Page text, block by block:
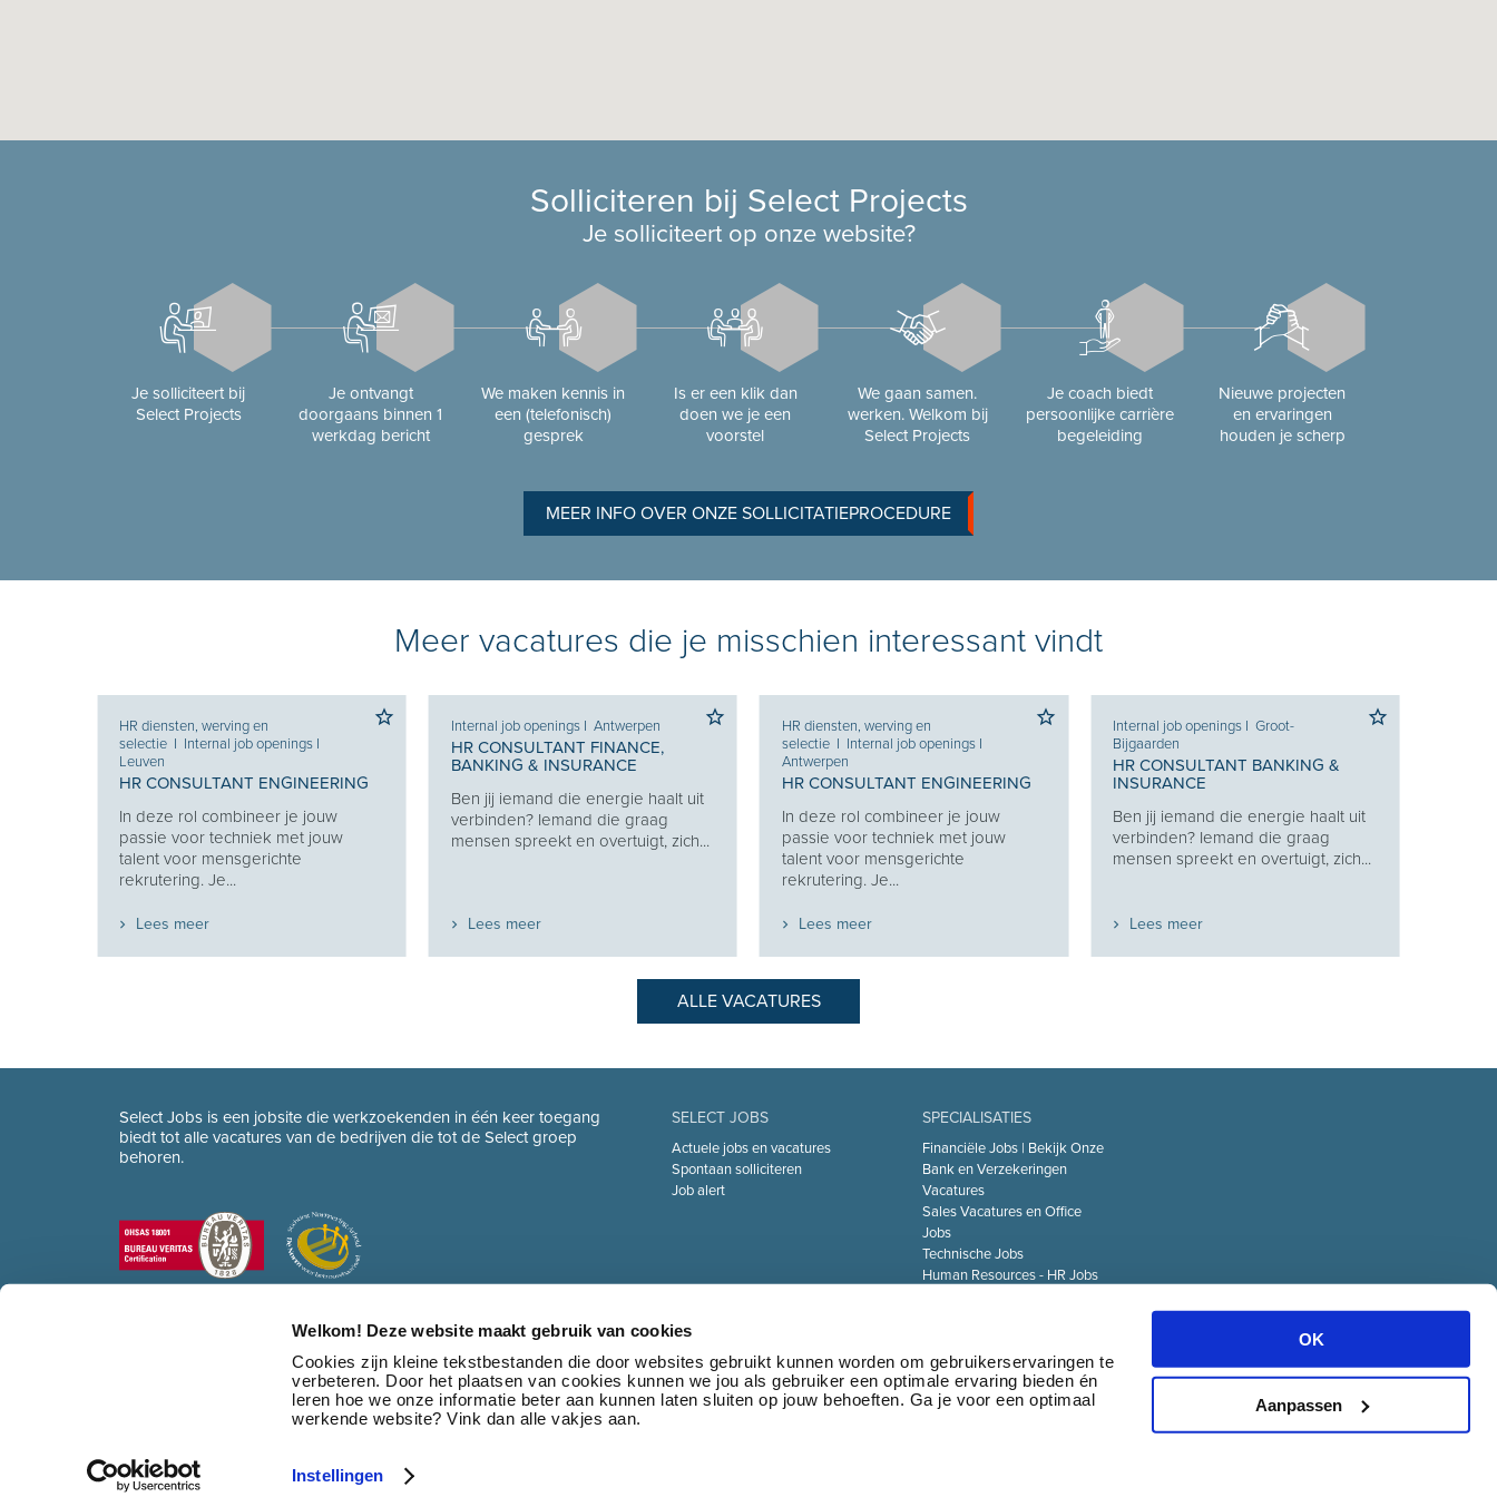
Welkom! Deze website maakt gebruik van cookies
Cookies zijn kleine tekstbestanden die door websites gebruikt kunnen worden om gebruikerservaringen te
verbeteren. Door het plaatsen van cookies kunnen we jou als gebruiker een optimale ervaring bieden én
leren hoe we onze informatie beter aan kunnen laten sluiten op jouw behoeften. Ga je voor een optimaal
werkende website? Vink dan alle vakjes aan.
Instellingen
OK
Aanpassen
Solliciteren bij Select Projects
Je solliciteert op onze website?
Je solliciteert bij
Select Projects
Je ontvangt
doorgaans binnen 1
werkdag bericht
We maken kennis in
een (telefonisch)
gesprek
Is er een klik dan
doen we je een
voorstel
We gaan samen.
werken. Welkom bij
Select Projects
Je coach biedt
persoonlijke carrière
begeleiding
Nieuwe projecten
en ervaringen
houden je scherp
MEER INFO OVER ONZE SOLLICITATIEPROCEDURE
Meer vacatures die je misschien interessant vindt
HR diensten, werving en
selectie I Internal job openings I
Leuven
HR CONSULTANT ENGINEERING
In deze rol combineer je jouw
passie voor techniek met jouw
talent voor mensgerichte
rekrutering. Je...
Lees meer
Internal job openings I Antwerpen
HR CONSULTANT FINANCE,
BANKING & INSURANCE
Ben jij iemand die energie haalt uit
verbinden? Iemand die graag
mensen spreekt en overtuigt, zich...
Lees meer
HR diensten, werving en
selectie I Internal job openings I
Antwerpen
HR CONSULTANT ENGINEERING
In deze rol combineer je jouw
passie voor techniek met jouw
talent voor mensgerichte
rekrutering. Je...
Lees meer
Internal job openings I Groot-
Bijgaarden
HR CONSULTANT BANKING &
INSURANCE
Ben jij iemand die energie haalt uit
verbinden? Iemand die graag
mensen spreekt en overtuigt, zich...
Lees meer
ALLE VACATURES
Select Jobs is een jobsite die werkzoekenden in één keer toegang
biedt tot alle vacatures van de bedrijven die tot de Select groep
behoren.
SELECT JOBS
Actuele jobs en vacatures
Spontaan solliciteren
Job alert
SPECIALISATIES
Financiële Jobs | Bekijk Onze
Bank en Verzekeringen
Vacatures
Sales Vacatures en Office
Jobs
Technische Jobs
Human Resources - HR Jobs
Transport & Logistiek Jobs
Marketing & communicatie
Jobs
© 2026 Select Jobs • HR dienstverlening